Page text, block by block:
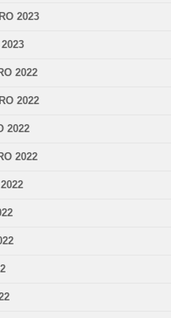
2023
2022
2022
2022
2022